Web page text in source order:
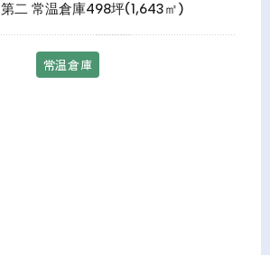
第二 常温倉庫498坪(1,643㎡)
常温倉庫